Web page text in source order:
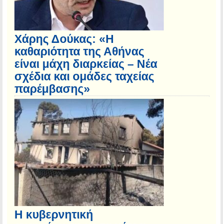
Χάρης Δούκας: «Η
καθαριότητα της Αθήνας
είναι μάχη διαρκείας – Νέα
σχέδια και ομάδες ταχείας
παρέμβασης»
Η κυβερνητική